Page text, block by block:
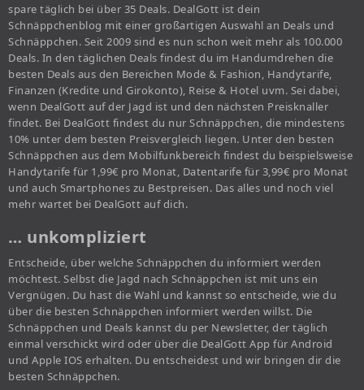
spare täglich bei über 35 Deals. DealGott ist dein
Schnäppchenblog mit einer großartigen Auswahl an Deals und
Schnäppchen. Seit 2009 sind es nun schon weit mehr als 100.000
Deals. In den täglichen Deals findest du im Handumdrehen die
besten Deals aus den Bereichen Mode & Fashion, Handytarife,
Finanzen (Kredite und Girokonto), Reise & Hotel uvm. Sei dabei,
wenn DealGott auf der Jagd ist und den nächsten Preisknaller
findet. Bei DealGott findest du nur Schnäppchen, die mindestens
10% unter dem besten Preisvergleich liegen. Unter den besten
Schnäppchen aus dem Mobilfunkbereich findest du beispielsweise
Handytarife für 1,99€ pro Monat, Datentarife für 3,99€ pro Monat
und auch Smartphones zu Bestpreisen. Das alles und noch viel
mehr wartet bei DealGott auf dich.
… unkompliziert
Entscheide, über welche Schnäppchen du informiert werden
möchtest. Selbst die Jagd nach Schnäppchen ist mit uns ein
Vergnügen. Du hast die Wahl und kannst so entscheide, wie du
über die besten Schnäppchen informiert werden willst. Die
Schnäppchen und Deals kannst du per Newsletter, der täglich
einmal verschickt wird oder über die DealGott App für Android
und Apple IOS erhalten. Du entscheidest und wir bringen dir die
besten Schnäppchen.